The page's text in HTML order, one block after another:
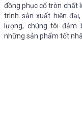
đồng phục cổ tròn chất
trình sản xuất hiện
lượng, chúng tôi đảm
những sản phẩm tốt